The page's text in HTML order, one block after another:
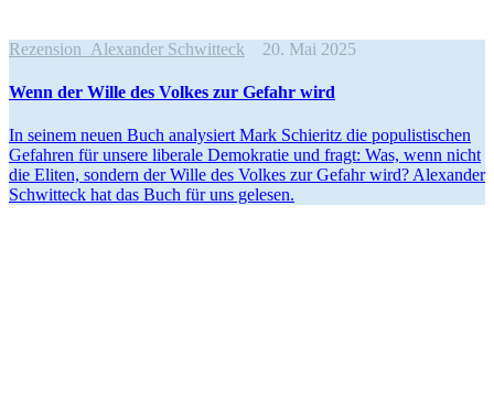
Rezension Alexander Schwitteck 20. Mai 2025
Wenn der Wille des Volkes zur Gefahr wird
In seinem neuen Buch analy­siert Mark Schieritz die populis­ti­schen
Gefahren für unsere liberale Demokratie und fragt: Was, wenn nicht
die Eliten, sondern der Wille des Volkes zur Gefahr wird? Alexander
Schwitteck hat das Buch für uns gelesen.